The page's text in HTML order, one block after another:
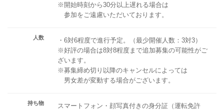
※開始時刻から30分以上遅れる場合は
参加をご遠慮いただいております。
人数
・6対6程度で進行予定。（最少開催人数：3対3）
※好評の場合は8対8程度まで追加募集の可能性がご
ざいます。
※募集締め切り以降のキャンセルによっては
男女差が変動する場合がございます。
持ち物
スマートフォン・顔写真付きの身分証（運転免許